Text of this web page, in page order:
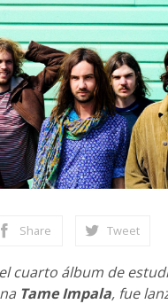
Share Tweet
cuarto álbum de
Tame Impala, fue